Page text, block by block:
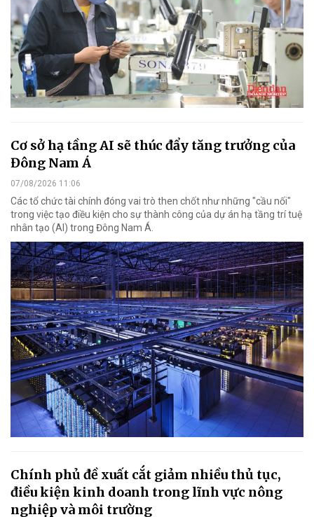
Cơ sở hạ tầng AI sẽ thúc đẩy tăng trưởng của
Đông Nam Á
07/08/2026 11:06
Các tổ chức tài chính đóng vai trò then chốt như những "cầu nối"
trong việc tạo điều kiện cho sự thành công của dự án hạ tầng trí tuệ
nhân tạo (AI) trong Đông Nam Á.
Chính phủ đề xuất cắt giảm nhiều thủ tục,
điều kiện kinh doanh trong lĩnh vực nông
nghiệp và môi trường